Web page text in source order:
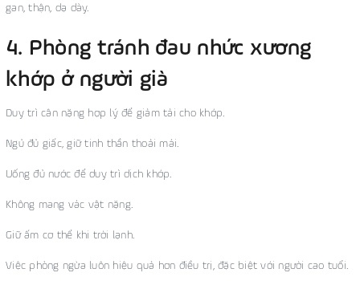
gan, thận, dạ dày.
4. Phòng tránh đau nhức xương
khớp ở người già
Duy trì cân nặng hợp lý để giảm tải cho khớp.
Ngủ đủ giấc, giữ tinh thần thoải mái.
Uống đủ nước để duy trì dịch khớp.
Không mang vác vật nặng.
Giữ ấm cơ thể khi trời lạnh.
Việc phòng ngừa luôn hiệu quả hơn điều trị, đặc biệt với người cao tuổi.